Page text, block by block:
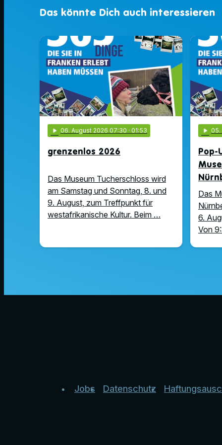
Das könnte Dich auch interessieren
play_arrow 06. August 2026 07:30 · 01:53
grenzenlos 2026
Das Museum Tucherschloss wird
am Samstag und Sonntag, 8. und
9. August, zum Treffpunkt für
westafrikanische Kultur. Beim …
play_arrow 05
Pop-
Das
6.
Von
Jobs Datenschutz